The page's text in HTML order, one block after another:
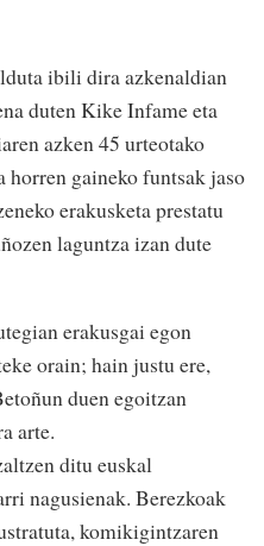
ibili dira azkenaldian
duten Kike Infame eta
azken 45 urteotako
horren gaineko funtsak jaso
erakusketa prestatu
laguntza izan dute
erakusgai egon
orain; hain justu ere,
duen egoitzan
arte.
ditu euskal
nagusienak. Berezkoak
komikigintzaren